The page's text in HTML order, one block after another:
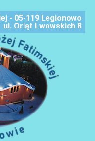
- 05-119 Legionowo
ul. Orląt Lwowskich 8